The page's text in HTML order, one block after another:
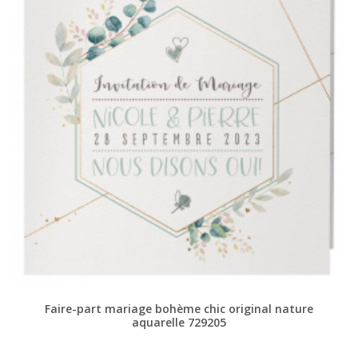
(2 avis)
Faire-part mariage bohème chic original nature
aquarelle 729205